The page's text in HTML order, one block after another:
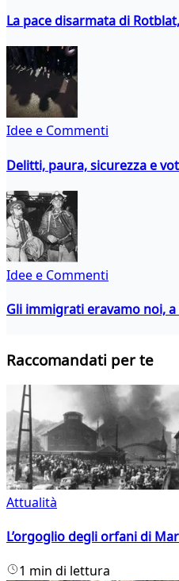
La pace disarmata di
Idee e Commenti
Delitti, paura, sicurezza e
Idee e Commenti
Gli immigrati eravamo noi,
Raccomandati per te
Attualità
L’orgoglio degli orfani di
1 min di lettura